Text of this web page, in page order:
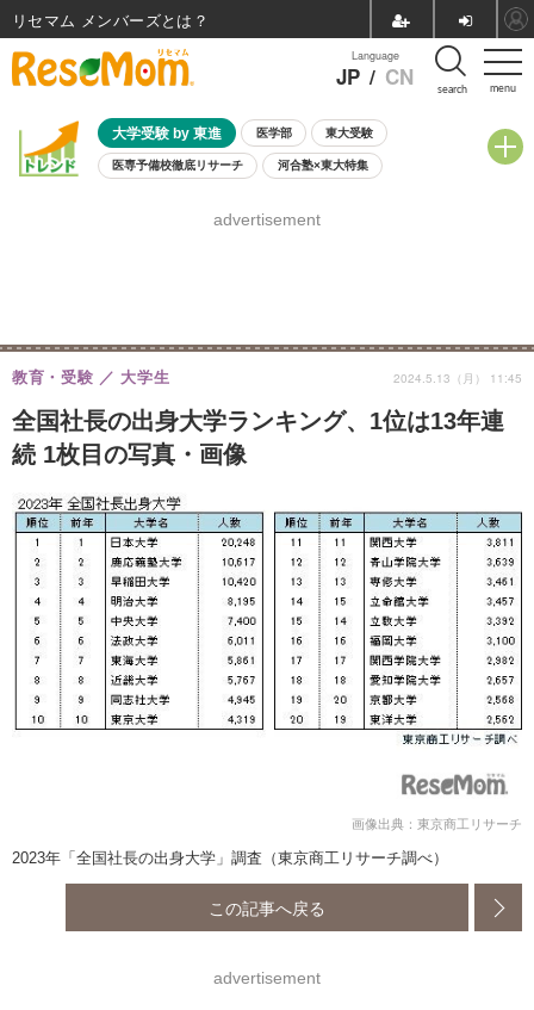
menu
Language
JP / CN search
大学受験 by 東進 医学部 東大受験
医専予備校徹底リサーチ 河合塾×東大特集
8月開催学校説明会・相談会
advertisement
全国社長の出身大学ランキング、1位は13年連
続 1枚目の写真・画像
教育・受験 大学生 2024.5.13（月） 11:45
画像出典：東京商工リサーチ
2023年「全国社長の出身大学」調査（東京商工リサーチ調べ）
この記事へ戻る
advertisement
リセマム メンバーズ